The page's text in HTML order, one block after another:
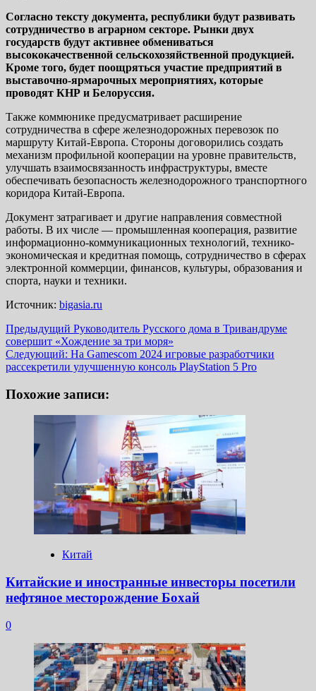
Согласно тексту документа, республики будут развивать
сотрудничество в аграрном секторе. Рынки двух
государств будут активнее обмениваться
высококачественной сельскохозяйственной продукцией.
Кроме того, будет поощряться участие предприятий в
выставочно-ярмарочных мероприятиях, которые
проводят КНР и Белоруссия.
Также коммюнике предусматривает расширение
сотрудничества в сфере железнодорожных перевозок по
маршруту Китай-Европа. Стороны договорились создать
механизм профильной кооперации на уровне правительств,
улучшать взаимосвязанность инфраструктуры, вместе
обеспечивать безопасность железнодорожного транспортного
коридора Китай-Европа.
Документ затрагивает и другие направления совместной
работы. В их числе — промышленная кооперация, развитие
информационно-коммуникационных технологий, технико-
экономическая и кредитная помощь, сотрудничество в сферах
электронной коммерции, финансов, культуры, образования и
спорта, науки и техники.
Источник: bigasia.ru
Навигация
записи
Предыдущий Руководитель Русского дома в Тривандруме
совершит «Хождение за три моря»
Следующий: На Gamescom 2024 игровые разработчики
рассекретили улучшенную консоль PlayStation 5 Pro
Похожие записи:
Китай
Китайские и иностранные инвесторы посетили
нефтяное месторождение Бохай
0